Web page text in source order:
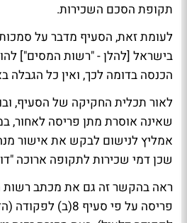
תקופת הסכם השכירות.
לעומת זאת, הסעיף מדבר על
בישראל [להלן - "רשות המסים"]
הכנסה בדומה לכך, ואין כל הגבלה
לאור תכלית החקיקה של הסעיף,
שאינה אוסרת מתן פריסה לאחור,
אמליץ לנישום לבקש את אישור
שכן דמי שכירות לתקופה ארוכה
ראה בהקשר זה גם את מכתב